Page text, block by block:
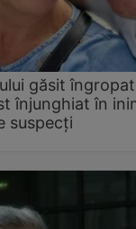
găsit
înjunghiat în
suspecți